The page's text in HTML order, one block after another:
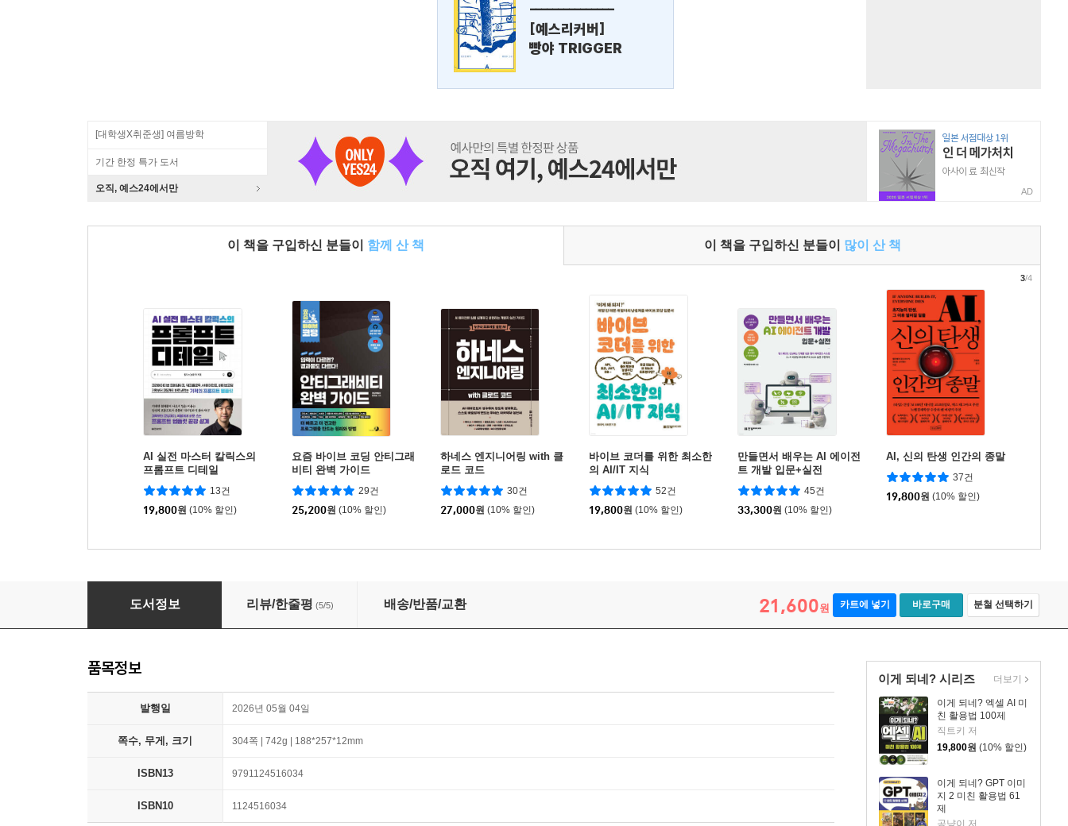
---------------
[예스리커버]
빵야 TRIGGER
[대학생X취준생] 여름방학
기간 한정 특가 도서
오직, 예스24에서만 AD
이 책을 구입하신 분들이 함께 산 책 이 책을 구입하신 분들이 많이 산 책
AI 실전 마스터 칼릭스의
프롬프트 디테일
13건
19,800원 (10% 할인)
요즘 바이브 코딩 안티그래
비티 완벽 가이드
29건
25,200원 (10% 할인)
하네스 엔지니어링 with 클
로드 코드
30건
27,000원 (10% 할인)
바이브 코더를 위한 최소한
의 AI/IT 지식
52건
19,800원 (10% 할인)
만들면서 배우는 AI 에이전
트 개발 입문+실전
45건
33,300원 (10% 할인)
AI, 신의 탄생 인간의 종말
37건
19,800원 (10% 할인)
3/4
이게 되네? 오픈클로 미친 활용법 50제
도서정보 리뷰/한줄평 (5/5) 배송/반품/교환 21,600원 카트에 넣기 바로구매 분철 선택하기
이게 되네? 시리즈
이게 되네? 엑셀 AI 미
친 활용법 100제
직트키 저
19,800원 (10% 할인)
이게 되네? GPT 이미
지 2 미친 활용법 61
제
더보기
품목정보
발행일 2026년 05월 04일
쪽수, 무게, 크기 304쪽 | 742g | 188*257*12mm
ISBN13 9791124516034
ISBN10 1124516034